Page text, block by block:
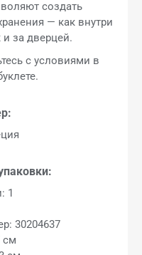
создать
— как внутри
за дверцей.
с условиями в
1
30204637
см